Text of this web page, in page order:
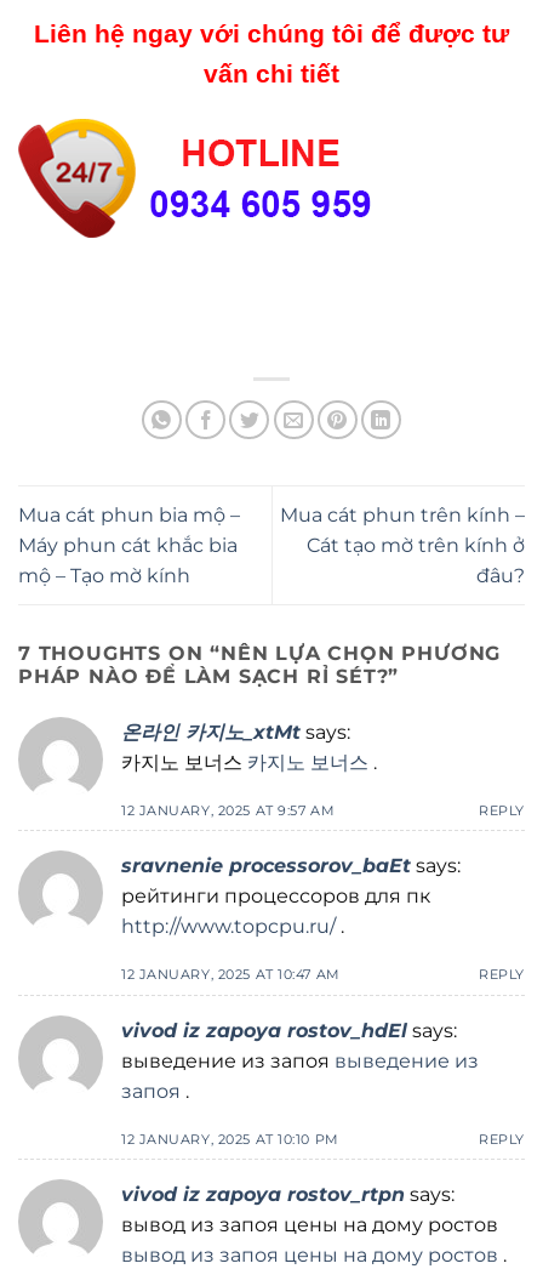
Liên hệ ngay với chúng tôi để được tư
vấn chi tiết
Mua cát phun bia mộ –
Máy phun cát khắc bia
mộ – Tạo mờ kính
Mua cát phun trên kính –
Cát tạo mờ trên kính ở
đâu?
7 THOUGHTS ON “NÊN LỰA CHỌN PHƯƠNG
PHÁP NÀO ĐỂ LÀM SẠCH RỈ SÉT?”
온라인 카지노_xtMt says:
카지노 보너스 카지노 보너스 .
12 JANUARY, 2025 AT 9:57 AM REPLY
sravnenie processorov_baEt says:
рейтинги процессоров для пк
http://www.topcpu.ru/.
12 JANUARY, 2025 AT 10:47 AM REPLY
vivod iz zapoya rostov_hdEl says:
выведение из запоя выведение из
запоя .
12 JANUARY, 2025 AT 10:10 PM REPLY
vivod iz zapoya rostov_rtpn says:
вывод из запоя цены на дому ростов
вывод из запоя цены на дому ростов .